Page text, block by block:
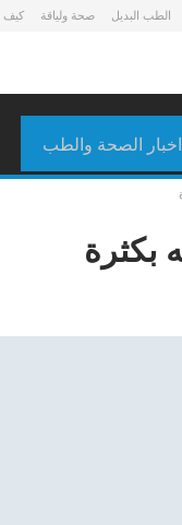
الطب البديل صحة ولياقة كيف
اخبار الصحة والطب
بكثرة